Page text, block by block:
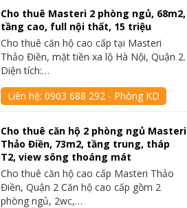
Cho thuê Masteri 2 phòng ngủ, 68m2,
tầng cao, full nội thất, 15 triệu
Cho thuê căn hộ cao cấp tại Masteri
Thảo Điền, mặt tiền xa lộ Hà Nội, Quận 2.
Diện tích:…
Liên hệ:0903 688 292 - Phòng KD
Cho thuê căn hộ 2 phòng ngủ Masteri
Thảo Điền, 73m2, tầng trung, tháp
T2, view sông thoáng mát
Cho thuê căn hộ cao cấp Masteri Thảo
Điền, Quận 2 Căn hộ cao cấp gồm 2
phòng ngủ, 2wc,…